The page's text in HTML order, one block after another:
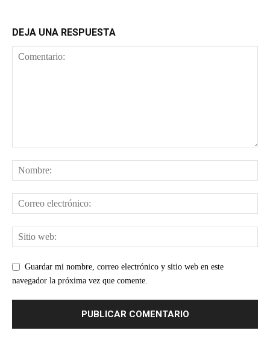
DEJA UNA RESPUESTA
Guardar mi nombre, correo electrónico y sitio web en este
navegador la próxima vez que comente.